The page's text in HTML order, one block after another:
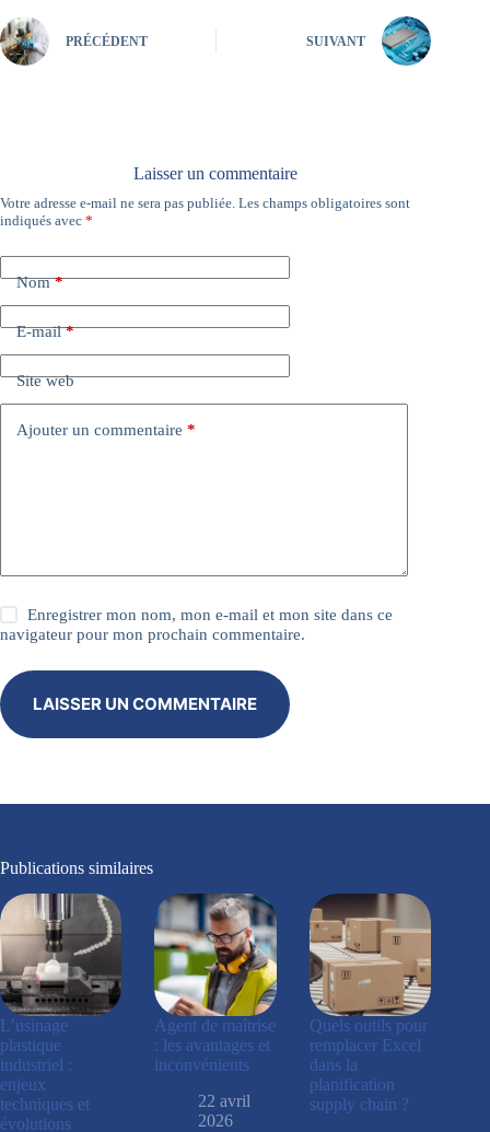
PRÉCÉDENT SUIVANT
Laisser un commentaire
Votre adresse e-mail ne sera pas publiée. Les champs obligatoires sont
indiqués avec *
Nom*
E-mail*
Site web
Ajouter un commentaire *
Enregistrer mon nom, mon e-mail et mon site dans ce
navigateur pour mon prochain commentaire.
LAISSER UN COMMENTAIRE
A
l
r
n
v
e
Publications similaires
L’usinage
plastique
industriel :
enjeux
techniques et
évolutions
Agent de maîtrise
: les avantages et
inconvénients
22 avril
2026
Quels outils pour
remplacer Excel
dans la
planification
supply chain ?